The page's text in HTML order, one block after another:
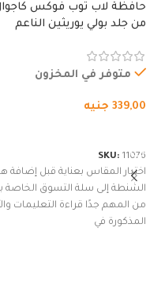
حافظة لاب توب فوكس
من جلد بولي يوريثين الناعم
وسوستة.
متوفر في المخزون
339,00 جنيه
SKU: 11076
اختيار المقاس بعناية قبل إضافة
الشنطة إلى سلة التسوق الخاصة
من المهم جدًا قراءة التعليمات
المذكورة في